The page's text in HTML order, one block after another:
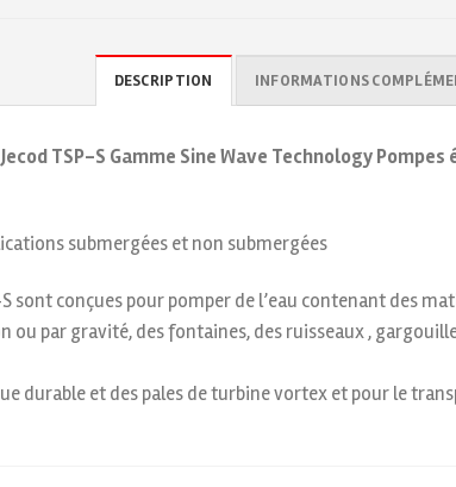
DESCRIPTION INFORMATIONS
TSP-S Gamme Sine Wave Technology
submergées et non submergées
S sont conçues pour pomper de l’eau contenant des
ou par gravité, des fontaines, des ruisseaux ,
durable et des pales de turbine vortex et pour le